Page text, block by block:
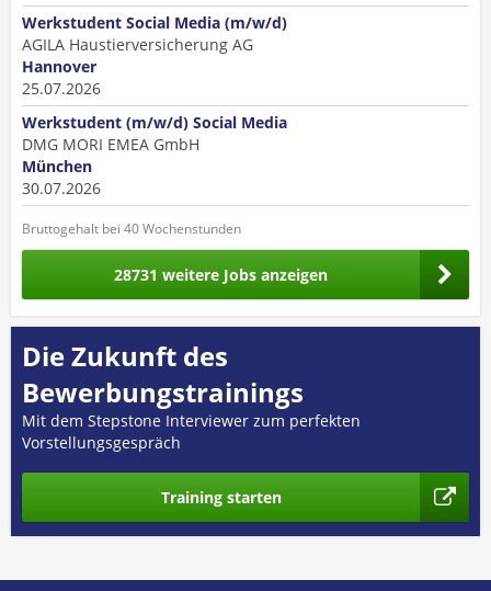
Werkstudent Social Media (m/w/d)
AGILA Haustierversicherung AG
Hannover
25.07.2026
Werkstudent (m/w/d) Social Media
DMG MORI EMEA GmbH
München
30.07.2026
Bruttogehalt bei 40 Wochenstunden
28731 weitere Jobs anzeigen
Die Zukunft des
Bewerbungstrainings
Mit dem Stepstone Interviewer zum perfekten
Vorstellungsgespräch
Training starten